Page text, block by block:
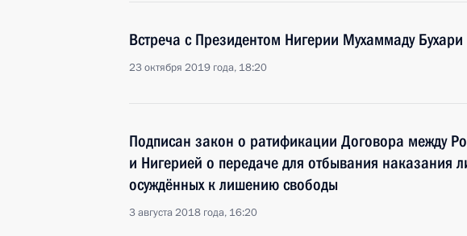
Встреча с Президентом Нигерии Мухаммаду Бухари
23 октября 2019 года, 18:20
Подписан закон о ратификации Договора между
и Нигерией о передаче для отбывания наказания
осуждённых к лишению свободы
3 августа 2018 года, 16:20